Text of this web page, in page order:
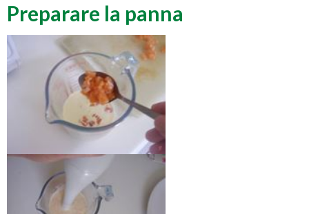
Preparare la panna